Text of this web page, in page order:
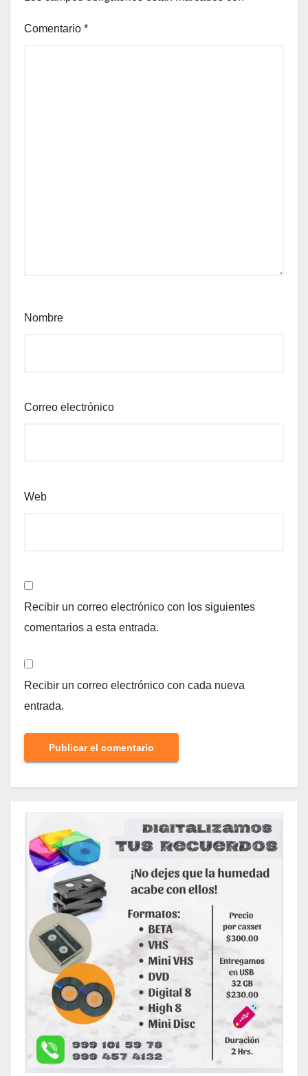
Comentario *
Nombre
Correo electrónico
Web
Recibir un correo electrónico con los siguientes
comentarios a esta entrada.
Recibir un correo electrónico con cada nueva
entrada.